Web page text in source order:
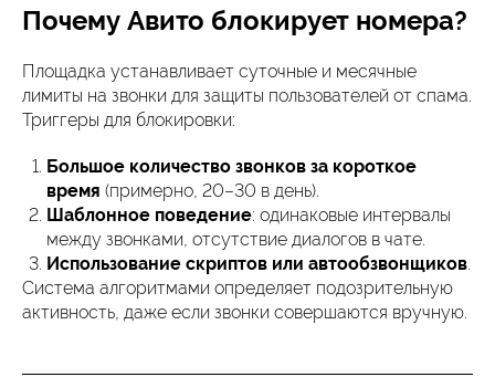
Почему Авито блокирует номера?
Площадка устанавливает суточные и месячные
лимиты на звонки для защиты пользователей от спама.
Триггеры для блокировки:
Большое количество звонков за короткое
время (примерно, 20–30 в день).
Шаблонное поведение: одинаковые интервалы
между звонками, отсутствие диалогов в чате.
Использование скриптов или автообзвонщиков.
Система алгоритмами определяет подозрительную
активность, даже если звонки совершаются вручную.